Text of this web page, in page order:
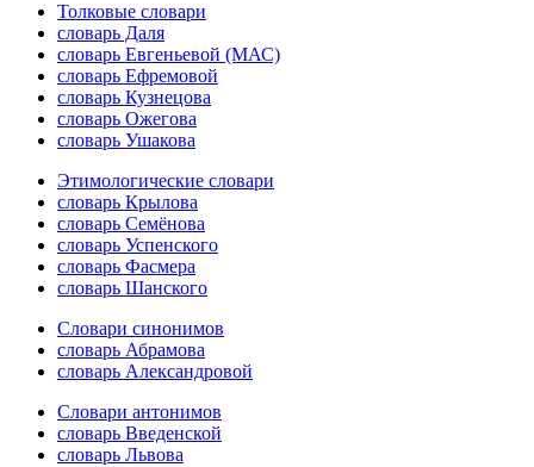
Толковые словари
словарь Даля
словарь Евгеньевой (МАС)
словарь Ефремовой
словарь Кузнецова
словарь Ожегова
словарь Ушакова
Этимологические словари
словарь Крылова
словарь Семёнова
словарь Успенского
словарь Фасмера
словарь Шанского
Словари синонимов
словарь Абрамова
словарь Александровой
Словари антонимов
словарь Введенской
словарь Львова